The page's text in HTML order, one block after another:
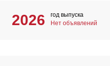
2026
год выпуска
Нет объявлений